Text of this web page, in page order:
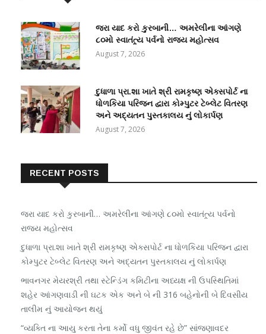
જરા યાદ કરો કુરબાની… અમરેલીના આંગણે
૮૦મો સ્વાતંત્ર્ય પર્વનો રાજ્ય મહોત્સવ
August 7, 2026
દુધાળા પ્રા.શા ખાતે શ્રી રામકૃષ્ણ એક્સપોર્ટ ના
ધોળકિયા પરિજન દ્વારા કોમ્પુટર ટેબ્લેટ વિતરણ
અને અદ્યતન પુસ્તકાલય નું લોકાર્પણ
August 7, 2026
RECENT POSTS
જરા યાદ કરો કુરબાની… અમરેલીના આંગણે ૮૦મો સ્વાતંત્ર્ય પર્વનો
રાજ્ય મહોત્સવ
દુધાળા પ્રા.શા ખાતે શ્રી રામકૃષ્ણ એક્સપોર્ટ ના ધોળકિયા પરિજન દ્વારા
કોમ્પુટર ટેબ્લેટ વિતરણ અને અદ્યતન પુસ્તકાલય નું લોકાર્પણ
ભાવનગર મેયરશ્રી તથા સ્ટેન્ડિંગ કમિટીના અધ્યક્ષ ની ઉપસ્થિતિમાં
શહેર આંગણવાડી ની ઘટક એક અને બે ની 316 બહેનોની બે દિવસીય
તાલીમ નું આયોજન થયું
“વ્યક્તિ ના આયુ કરતા તેના કર્મો વધુ જીવંત રહે છે” સાંજણાવદર